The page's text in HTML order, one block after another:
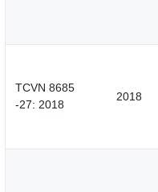
TCVN 8685
-27: 2018
2018